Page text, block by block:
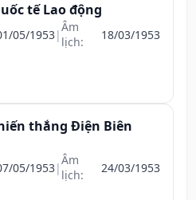
tế Lao động
05/1953|Âm
lịch:
18/03/1953
thắng Điện Biên
05/1953|Âm
lịch:
24/03/1953